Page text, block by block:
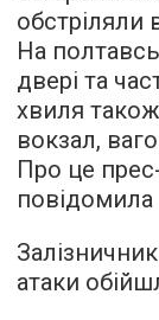
обстріляли
На
двері та
хвиля
вокзал,
Про це
повідомила
атаки